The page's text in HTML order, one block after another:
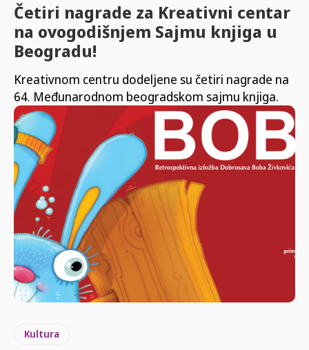
Četiri nagrade za Kreativni centar
na ovogodišnjem Sajmu knjiga u
Beogradu!
Kreativnom centru dodeljene su četiri nagrade na
64. Međunarodnom beogradskom sajmu knjiga.
Kultura